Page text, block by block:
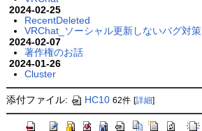
2024-02-25
RecentDeleted
VRChat_ソーシャル更新しないバグ対策
2024-02-07
著作権のお話
2024-01-26
Cluster
添付ファイル: HC10 62件 [詳細]